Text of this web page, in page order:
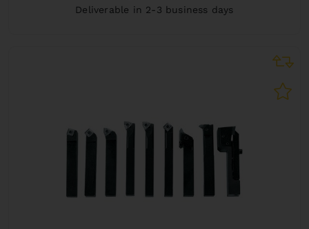
Deliverable in 2-3 business days